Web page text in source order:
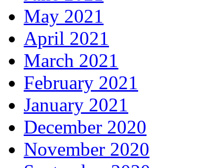
May 2021
April 2021
March 2021
February 2021
January 2021
December 2020
November 2020